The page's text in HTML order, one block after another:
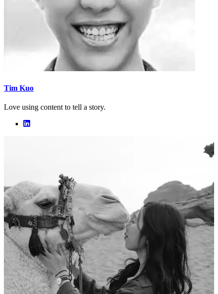
Tim Kuo
Love using content to tell a story.